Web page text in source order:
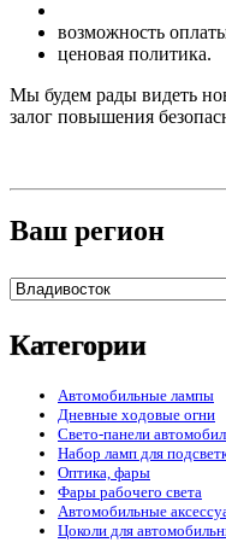
возможность
ценовая политика.
Мы будем рады видеть
залог повышения
Ваш регион
Категории
Автомобильные лампы
Дневные ходовые огни
Свето-панели
Набор ламп для
Оптика, фары
Фары рабочего света
Автомобильные
Цоколи для